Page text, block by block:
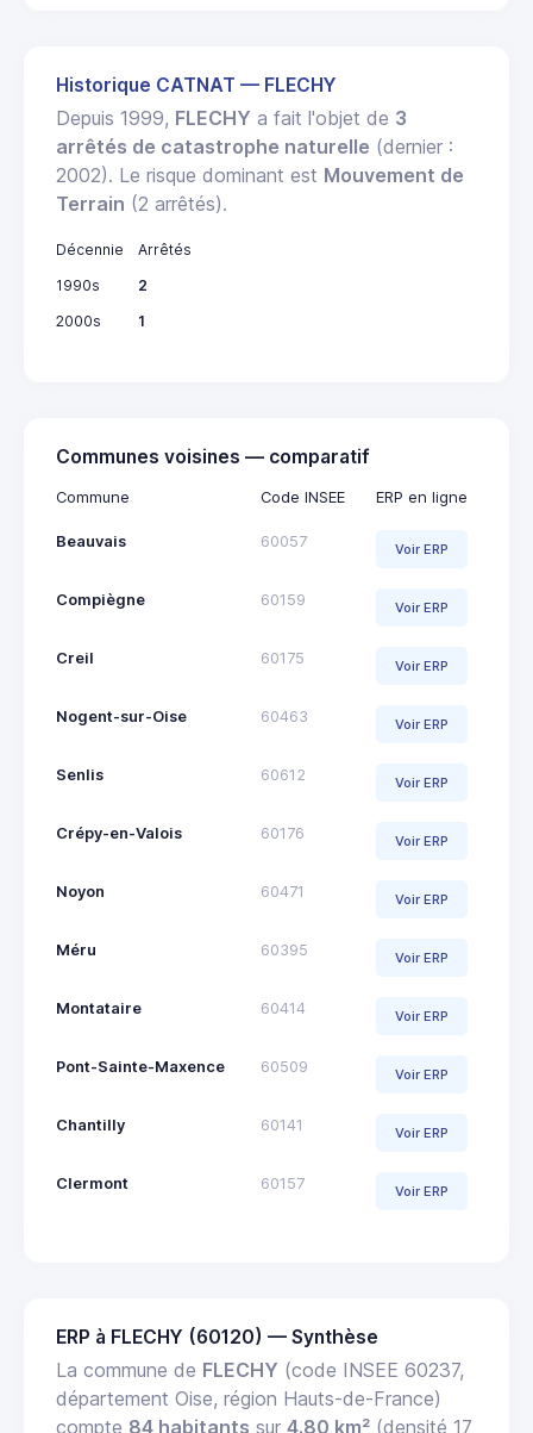
Historique CATNAT — FLECHY
Depuis 1999, FLECHY a fait l'objet de 3
arrêtés de catastrophe naturelle (dernier :
2002). Le risque dominant est Mouvement de
Terrain (2 arrêtés).
Décennie
Arrêtés
1990s
2
2000s
1
Communes voisines — comparatif
Commune Code INSEE ERP en ligne
Beauvais 60057 Voir ERP
Compiègne 60159 Voir ERP
Creil 60175 Voir ERP
Nogent-sur-Oise 60463 Voir ERP
Senlis 60612 Voir ERP
Crépy-en-Valois 60176 Voir ERP
Noyon 60471 Voir ERP
Méru 60395 Voir ERP
Montataire 60414 Voir ERP
Pont-Sainte-Maxence 60509 Voir ERP
Chantilly 60141 Voir ERP
Clermont 60157 Voir ERP
ERP à FLECHY (60120) — Synthèse
La commune de FLECHY (code INSEE 60237,
département Oise, région Hauts-de-France)
compte 84 habitants sur 4.80 km² (densité 17